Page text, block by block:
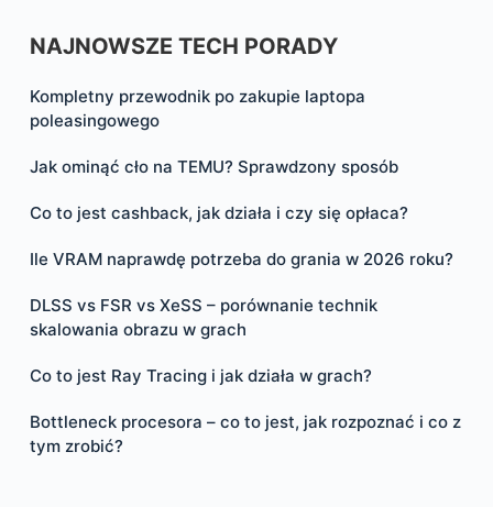
NAJNOWSZE TECH PORADY
Kompletny przewodnik po zakupie laptopa
poleasingowego
Jak ominąć cło na TEMU? Sprawdzony sposób
Co to jest cashback, jak działa i czy się opłaca?
Ile VRAM naprawdę potrzeba do grania w 2026 roku?
DLSS vs FSR vs XeSS – porównanie technik
skalowania obrazu w grach
Co to jest Ray Tracing i jak działa w grach?
Bottleneck procesora – co to jest, jak rozpoznać i co z
tym zrobić?